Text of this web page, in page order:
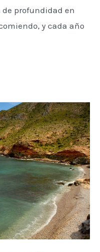
de profundidad en
y cada año